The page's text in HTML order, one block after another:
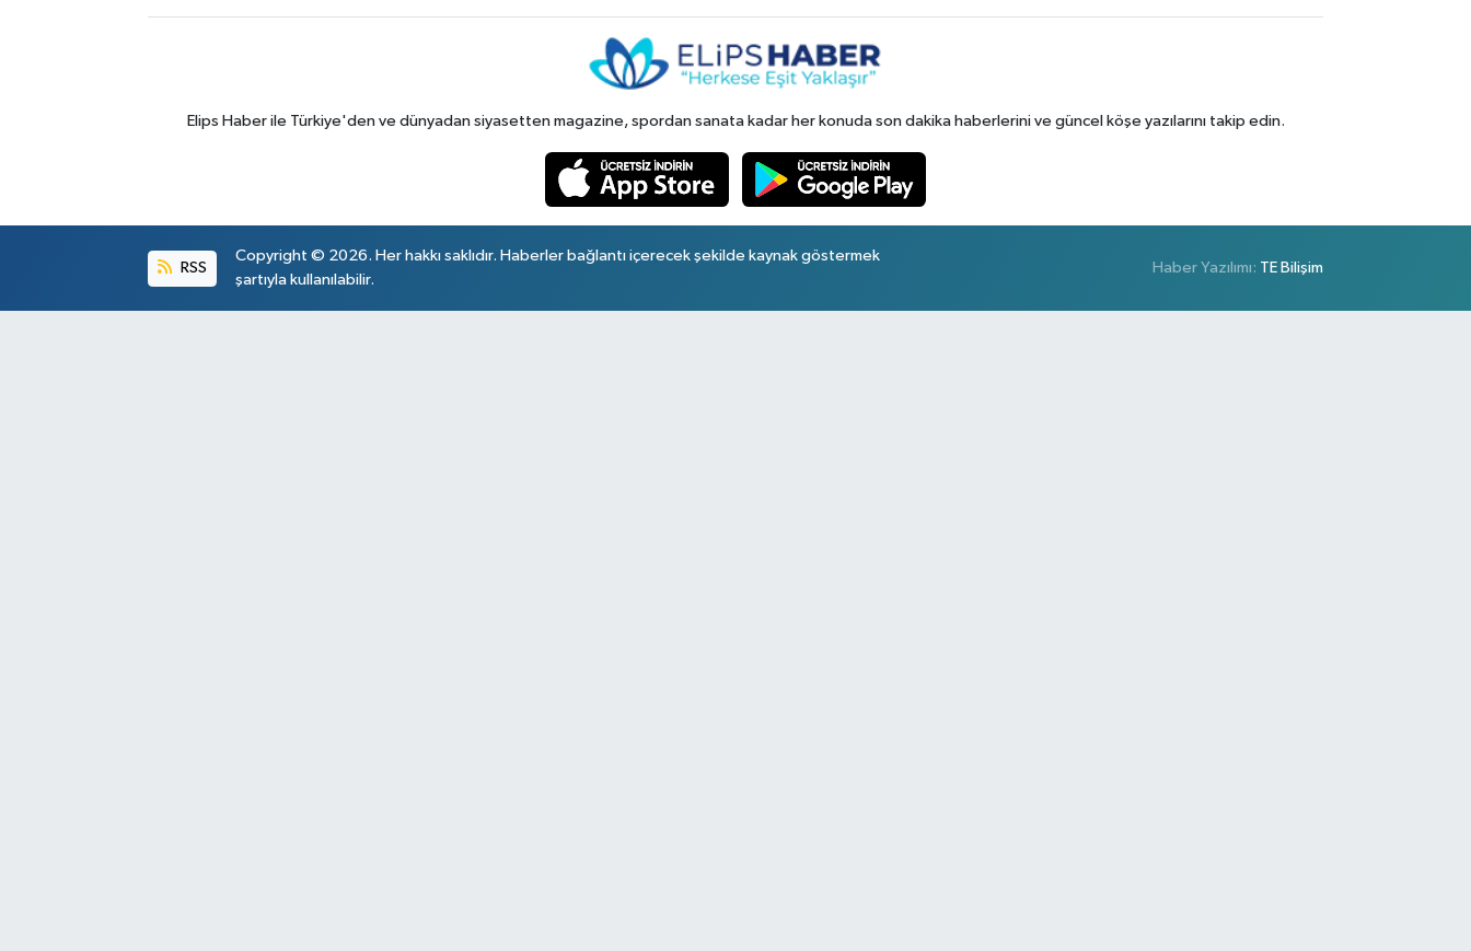
Elips Haber ile Türkiye'den ve dünyadan siyasetten magazine, spordan sanata kadar her konuda son dakika haberlerini ve güncel köşe yazılarını takip edin.
RSS
Copyright © 2026. Her hakkı saklıdır. Haberler bağlantı içerecek şekilde kaynak göstermek
şartıyla kullanılabilir.
Haber Yazılımı: TE Bilişim